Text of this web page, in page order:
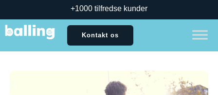
+1000 tilfredse kunder
Kontakt os